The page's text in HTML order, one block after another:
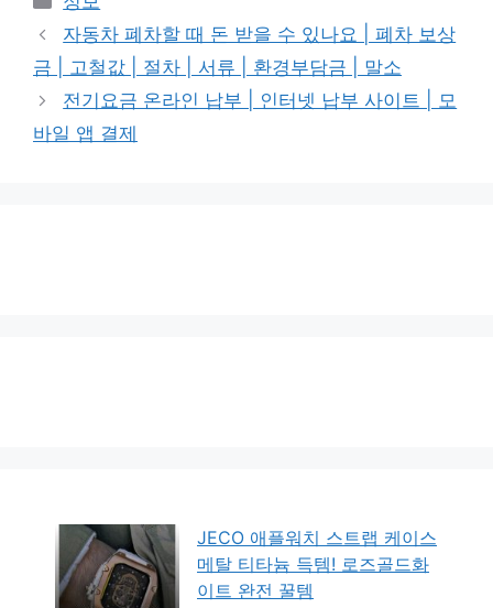
테
리
자동차 폐차할 때 돈 받을 수 있나요 | 폐차 보상
금 | 고철값 | 절차 | 서류 | 환경부담금 | 말소
전기요금 온라인 납부 | 인터넷 납부 사이트 | 모
바일 앱 결제
JECO 애플워치 스트랩 케이스
메탈 티타늄 득템! 로즈골드화
이트 완전 꿀템